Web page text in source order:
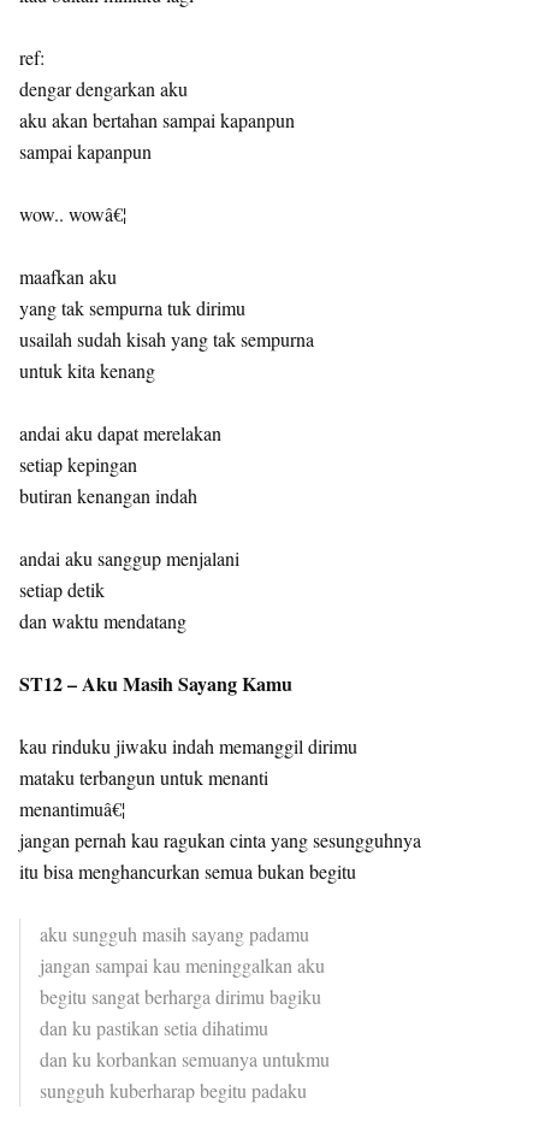
ref:
dengar dengarkan aku
aku akan bertahan sampai kapanpun
sampai kapanpun
wow.. wowâ€¦
maafkan aku
yang tak sempurna tuk dirimu
usailah sudah kisah yang tak sempurna
untuk kita kenang
andai aku dapat merelakan
setiap kepingan
butiran kenangan indah
andai aku sanggup menjalani
setiap detik
dan waktu mendatang
ST12 – Aku Masih Sayang Kamu
kau rinduku jiwaku indah memanggil dirimu
mataku terbangun untuk menanti
menantimuâ€¦
jangan pernah kau ragukan cinta yang sesungguhnya
itu bisa menghancurkan semua bukan begitu
aku sungguh masih sayang padamu
jangan sampai kau meninggalkan aku
begitu sangat berharga dirimu bagiku
dan ku pastikan setia dihatimu
dan ku korbankan semuanya untukmu
sungguh kuberharap begitu padaku